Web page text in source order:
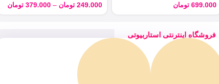
699.000 تومان 249.000 تومان –
379.000 تومان
فروشگاه اینترنتی استاربیوتی